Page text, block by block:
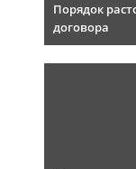
Порядок
договора